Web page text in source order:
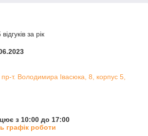
за рік
т. Володимира Івасюка, 8, корпус 5,
з 10:00 до 17:00
графік роботи